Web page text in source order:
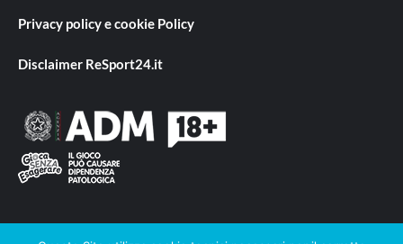
Privacy policy e cookie Policy
Disclaimer ReSport24.it